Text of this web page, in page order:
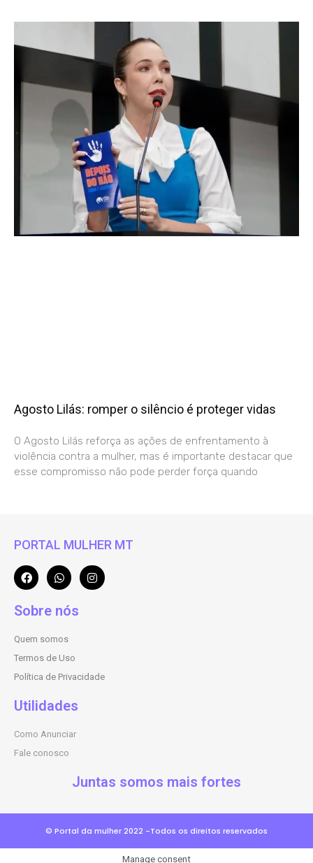
Agosto Lilás: romper o silêncio é proteger vidas
O Agosto Lilás reforça as ações de enfrentamento à
violência contra a mulher, mas é importante destacar que
esse compromisso não pode perder força quando
PORTAL MULHER MT
Sobre nós
Quem somos
Termos de Uso
Política de Privacidade
Utilidades
Como Anunciar
Fale conosco
Juntas somos mais fortes
© Portal da mulher 2022 -Todos os direitos reservados
Manage consent